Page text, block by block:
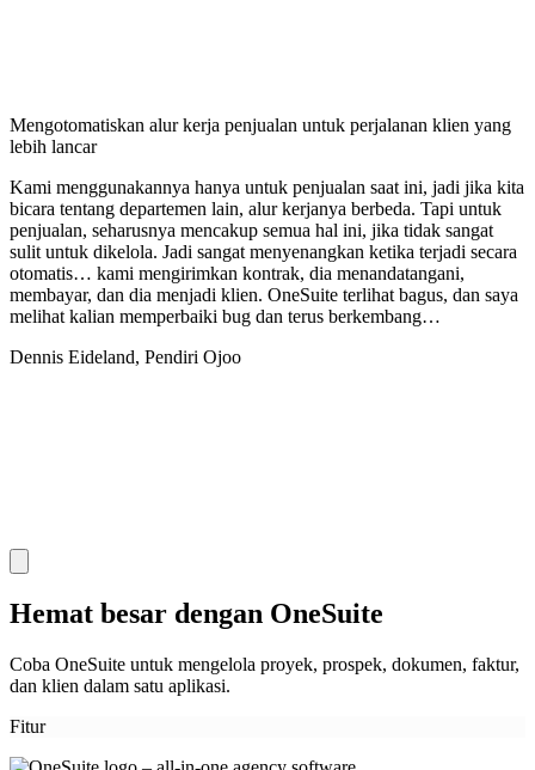
Mengotomatiskan alur kerja penjualan untuk perjalanan klien yang
lebih lancar
Kami menggunakannya hanya untuk penjualan saat ini, jadi jika kita
bicara tentang departemen lain, alur kerjanya berbeda. Tapi untuk
penjualan, seharusnya mencakup semua hal ini, jika tidak sangat
sulit untuk dikelola. Jadi sangat menyenangkan ketika terjadi secara
otomatis… kami mengirimkan kontrak, dia menandatangani,
membayar, dan dia menjadi klien. OneSuite terlihat bagus, dan saya
melihat kalian memperbaiki bug dan terus berkembang…
Dennis Eideland, Pendiri Ojoo
Hemat besar dengan OneSuite
Coba OneSuite untuk mengelola proyek, prospek, dokumen, faktur,
dan klien dalam satu aplikasi.
Fitur